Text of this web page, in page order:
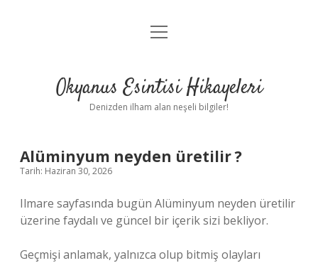
Anasayfa
Yasal Uyarı
menüyü
Okyanus Esintisi Hikayeleri
Denizden ilham alan neşeli bilgiler!
Alüminyum neyden üretilir ?
Tarih: Haziran 30, 2026
Ilmare sayfasında bugün Alüminyum neyden üretilir
üzerine faydalı ve güncel bir içerik sizi bekliyor.
Geçmişi anlamak, yalnızca olup bitmiş olayları